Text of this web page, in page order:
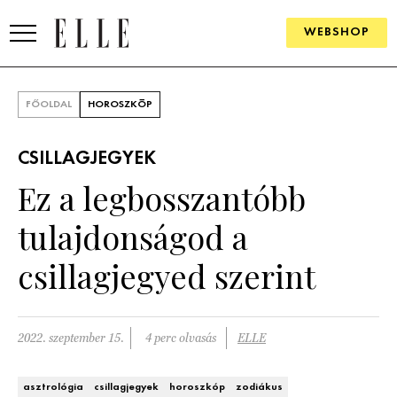
WEBSHOP
SZÉPSÉG
ÉLETMÓD
PÁRKAPCSOLAT
FŐOLDAL HOROSZKÓP
CSILLAGJEGYEK
Ez a legbosszantóbb
tulajdonságod a
csillagjegyed szerint
2022. szeptember 15. 4 perc olvasás ELLE
asztrológia csillagjegyek horoszkóp
zodiákus